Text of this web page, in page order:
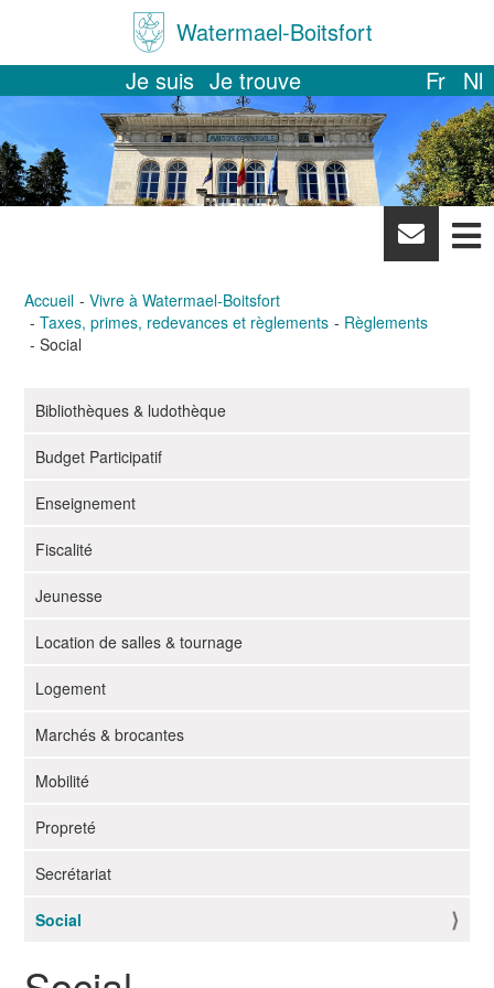
Watermael-Boitsfort
Je suis Je trouve Fr Nl
News
Accueil
Vivre à Watermael-Boitsfort
Taxes, primes, redevances et règlements
Règlements
Social
N
v
i
a
i
o
Bibliothèques & ludothèque
Budget Participatif
Enseignement
Fiscalité
Jeunesse
Location de salles & tournage
Logement
Marchés & brocantes
Mobilité
Propreté
Secrétariat
Social